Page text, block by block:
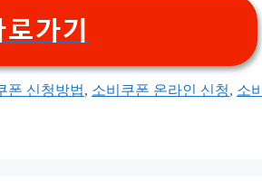
가기
폰 신청방법, 소비쿠폰 온라인 신청, 소